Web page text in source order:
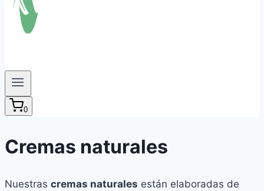
0
Cremas naturales
Nuestras cremas naturales están elaboradas de